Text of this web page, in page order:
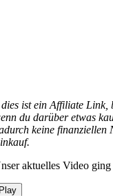
ist ein Affiliate Link,
du darüber etwas
keine finanziellen
aktuelles Video